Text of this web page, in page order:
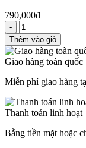
790,000đ
-
Thêm vào giỏ
Giao hàng toàn quốc
Miễn phí giao hàng
Thanh toán linh hoạt
Bằng tiền mặt hoặc